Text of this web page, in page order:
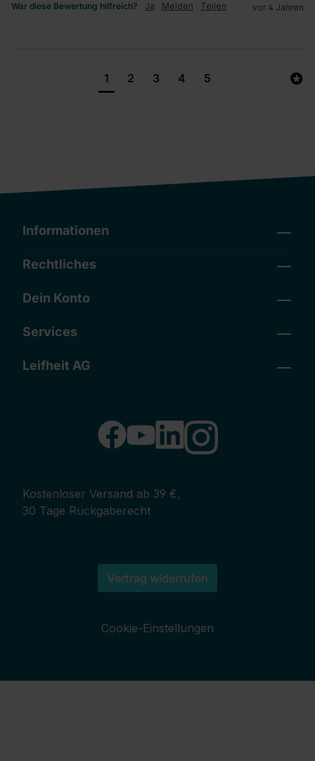
War diese Bewertung hilfreich? Ja Melden Teilen vor 4 Jahren
1 2 3 4 5
Informationen
Rechtliches
Dein Konto
Services
Leifheit AG
Kostenloser Versand ab 39 €,
30 Tage Rückgaberecht
Vertrag widerrufen
Cookie-Einstellungen